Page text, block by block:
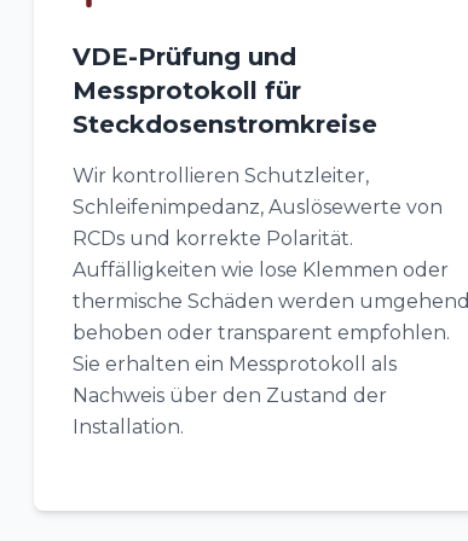
VDE-Prüfung und
Messprotokoll für
Steckdosenstromkreise
Wir kontrollieren Schutzleiter,
Schleifenimpedanz, Auslösewerte von
RCDs und korrekte Polarität.
Auffälligkeiten wie lose Klemmen oder
thermische Schäden werden umgehend
behoben oder transparent empfohlen.
Sie erhalten ein Messprotokoll als
Nachweis über den Zustand der
Installation.